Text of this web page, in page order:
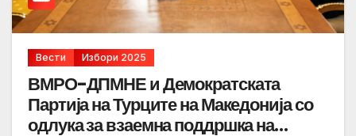
Вести Избори 2025
ВМРО-ДПМНЕ и Демократската
Партија на Турците на Македонија со
одлука за взаемна поддршка на